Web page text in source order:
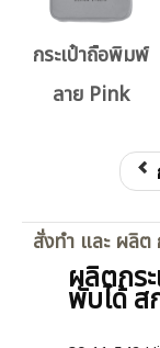
กระเป๋าถือพิมพ์
ลาย Pink
สั่งทำ และ ผลิต
ผลิตกร
พับได้ ส